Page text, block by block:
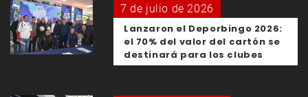
7 de julio de 2026
Lanzaron el Deporbingo 2026:
el 70% del valor del cartón se
destinará para los clubes